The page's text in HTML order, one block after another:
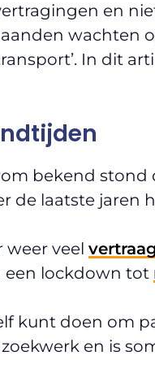
en
wachten
In dit
bekend
de laatste jaren
weer veel
een lockdown tot
kunt doen om
en is